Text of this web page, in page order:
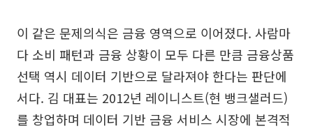
이 같은 문제의식은 금융 영역으로 이어졌다. 사람마
다 소비 패턴과 금융 상황이 모두 다른 만큼 금융상품
선택 역시 데이터 기반으로 달라져야 한다는 판단에
서다. 김 대표는 2012년 레이니스트(현 뱅크샐러드)
를 창업하며 데이터 기반 금융 서비스 시장에 본격적